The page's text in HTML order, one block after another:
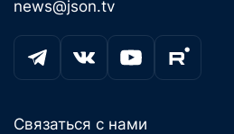
news@json.tv
Связаться с нами